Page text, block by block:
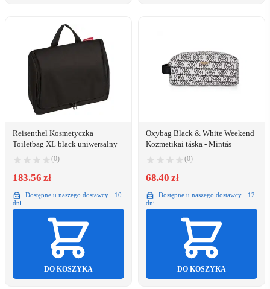
Reisenthel Kosmetyczka
Toiletbag XL black uniwersalny
(0)
183.56 zł
Dostępne u naszego dostawcy · 10
dni
DO KOSZYKA
Oxybag Black & White Weekend
Kozmetikai táska - Mintás
(0)
68.40 zł
Dostępne u naszego dostawcy · 12
dni
DO KOSZYKA